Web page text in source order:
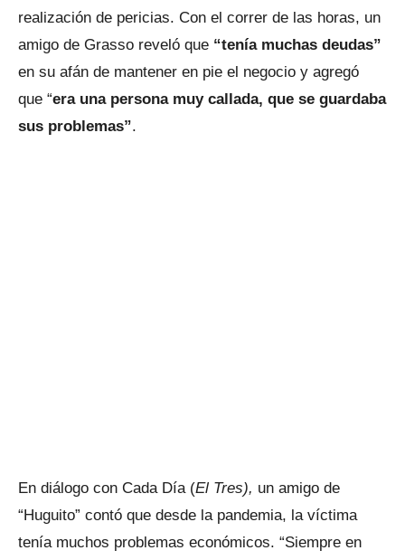
realización de pericias. Con el correr de las horas, un
amigo de Grasso reveló que “tenía muchas deudas”
en su afán de mantener en pie el negocio y agregó
que “era una persona muy callada, que se guardaba
sus problemas”.
En diálogo con Cada Día (El Tres), un amigo de
“Huguito” contó que desde la pandemia, la víctima
tenía muchos problemas económicos. “Siempre en